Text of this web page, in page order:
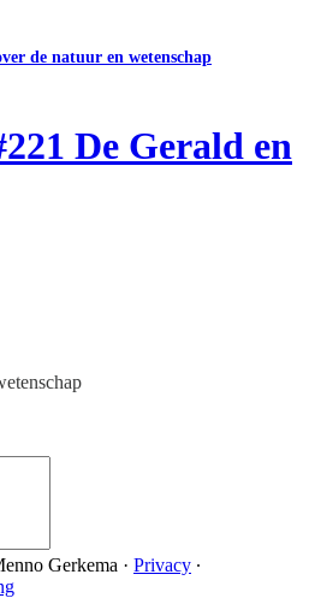
de natuur en wetenschap
De Gerald en
Gerkema · Privacy ∙